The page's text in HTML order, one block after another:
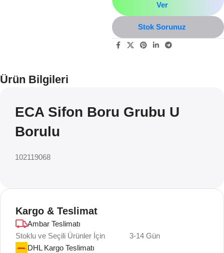
Ver
Stok Sorunuz
Ürün Bilgileri
ECA Sifon Boru Grubu U
Borulu
102119068
Kargo & Teslimat
Ambar Teslimatı
Stoklu ve Seçili Ürünler İçin
3-14 Gün
DHL Kargo Teslimatı